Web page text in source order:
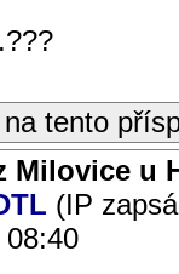
tento
Milovice u
(IP
08:40